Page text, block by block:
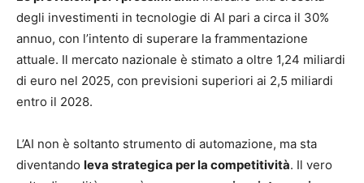
degli investimenti in tecnologie di AI pari a circa il 30%
annuo, con l’intento di superare la frammentazione
attuale. Il mercato nazionale è stimato a oltre 1,24 miliardi
di euro nel 2025, con previsioni superiori ai 2,5 miliardi
entro il 2028.
L’AI non è soltanto strumento di automazione, ma sta
diventando leva strategica per la competitività. Il vero